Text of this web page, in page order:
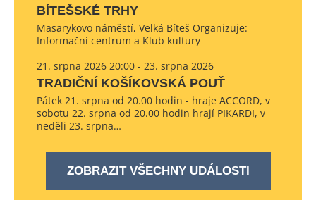
BÍTEŠSKÉ TRHY
Masarykovo náměstí, Velká Bíteš Organizuje:
Informační centrum a Klub kultury
21. srpna 2026 20:00 - 23. srpna 2026
TRADIČNÍ KOŠÍKOVSKÁ POUŤ
Pátek 21. srpna od 20.00 hodin - hraje ACCORD, v
sobotu 22. srpna od 20.00 hodin hrají PIKARDI, v
neděli 23. srpna…
ZOBRAZIT VŠECHNY UDÁLOSTI